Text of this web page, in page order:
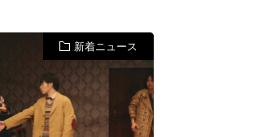
新着ニュース